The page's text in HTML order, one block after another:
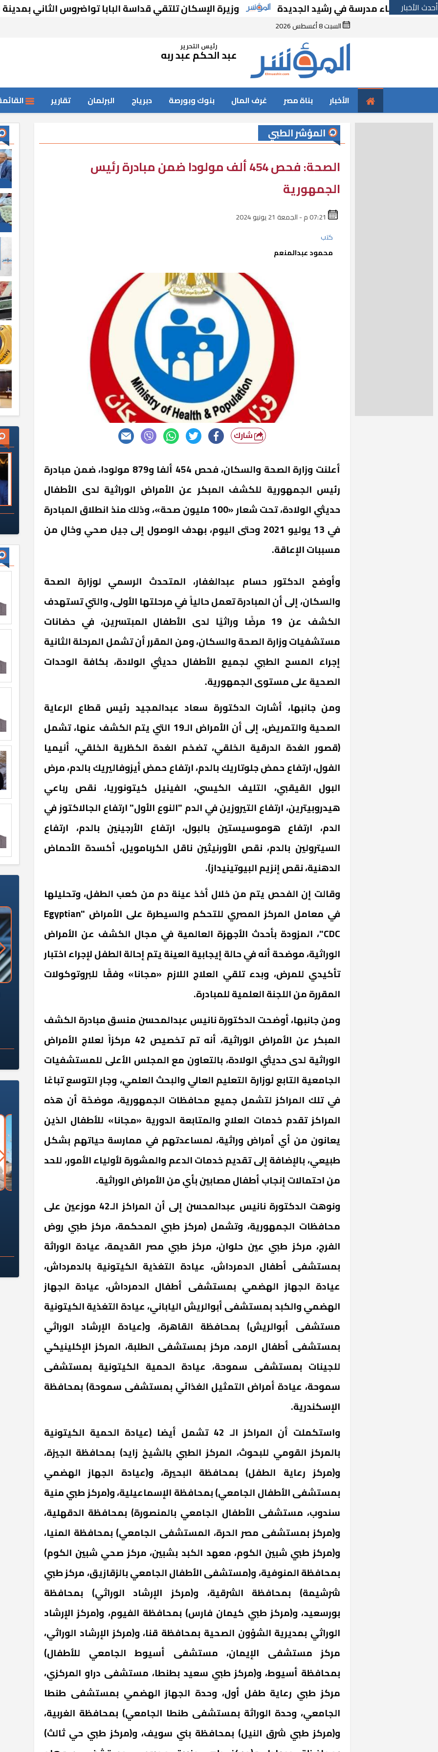
أحدث الأخبارمدرسة في رشيد الجديدة وزيرة الإسكان تلتقي قداسة البابا تواضروس الثاني بمدينة
السبت 8 أغسطس 2026
رئيس التحرير
عبد الحكم عبد ربه
الأخبار بناة مصر غرف المال بنوك وبورصة دبرياج البرلمان تقارير
المؤشر الطبي
الصحة: فحص 454 ألف مولودا ضمن مبادرة رئيس
الجمهورية
كتب
محمود عبدالمنعم
شارك
أعلنت وزارة الصحة والسكان، فحص 454 ألفا و879 مولودا، ضمن مبادرة
رئيس الجمهورية للكشف المبكر عن الأمراض الوراثية لدى الأطفال
حديثي الولادة، تحت شعار «100 مليون صحة»، وذلك منذ انطلاق المبادرة
في 13 يوليو 2021 وحتى اليوم، بهدف الوصول إلى جيل صحي وخالِ من
مسببات الإعاقة.
وأوضح الدكتور حسام عبدالغفار، المتحدث الرسمي لوزارة الصحة
والسكان، إلى أن المبادرة تعمل حالياً في مرحلتها الأولى، والتي تستهدف
الكشف عن 19 مرضًا وراثيًا لدى الأطفال المبتسرين، في حضانات
مستشفيات وزارة الصحة والسكان، ومن المقرر أن تشمل المرحلة الثانية
إجراء المسح الطبي لجميع الأطفال حديثي الولادة، بكافة الوحدات
الصحية على مستوى الجمهورية.
ومن جانبها، أشارت الدكتورة سعاد عبدالمجيد رئيس قطاع الرعاية
الصحية والتمريض، إلى أن الأمراض الـ19 التي يتم الكشف عنها، تشمل
(قصور الغدة الدرقية الخلقي، تضخم الغدة الكظرية الخلقي، أنيميا
الفول، ارتفاع حمض جلوتاريك بالدم، ارتفاع حمض أيزوفاليريك بالدم، مرض
البول القيقبي، التليف الكيسي، الفينيل كيتونوريا، نقص رباعي
هيدروبيترين، ارتفاع التيروزين في الدم "النوع الأول" ارتفاع الجالاكتوز في
الدم، ارتفاع هوموسيستين بالبول، ارتفاع الأرجينين بالدم، ارتفاع
السيترولين بالدم، نقص الأورنيثين ناقل الكربامويل، أكسدة الأحماض
الدهنية، نقص إنزيم البيوتينيداز).
وقالت إن الفحص يتم من خلال أخذ عينة دم من كعب الطفل، وتحليلها
في معامل المركز المصري للتحكم والسيطرة على الأمراض "Egyptian
CDC"، المزودة بأحدث الأجهزة العالمية في مجال الكشف عن الأمراض
الوراثية، موضحة أنه في حالة إيجابية العينة يتم إحالة الطفل لإجراء اختبار
تأكيدي للمرض، وبدء تلقي العلاج اللازم «مجانا» وفقًا للبروتوكولات
المقررة من اللجنة العلمية للمبادرة.
ومن جانبها، أوضحت الدكتورة نانيس عبدالمحسن منسق مبادرة الكشف
المبكر عن الأمراض الوراثية، أنه تم تخصيص 42 مركزاً لعلاج الأمراض
الوراثية لدى حديثي الولادة، بالتعاون مع المجلس الأعلى للمستشفيات
الجامعية التابع لوزارة التعليم العالي والبحث العلمي، وجارِ التوسع تباعًا
في تلك المراكز لتشمل جميع محافظات الجمهورية، موضحًة أن هذه
المراكز تقدم خدمات العلاج والمتابعة الدورية «مجانا» للأطفال الذين
يعانون من أي أمراض وراثية، لمساعدتهم في ممارسة حياتهم بشكل
طبيعي، بالإضافة إلى تقديم خدمات الدعم والمشورة لأولياء الأمور، للحد
من احتمالات إنجاب أطفال مصابين بأي من الأمراض الوراثية.
ونوهت الدكتورة نانيس عبدالمحسن إلى أن المراكز الـ42 موزعين على
محافظات الجمهورية، وتشمل (مركز طبي المحكمة، مركز طبي روض
الفرج، مركز طبي عين حلوان، مركز طبي مصر القديمة، عيادة الوراثة
بمستشفى أطفال الدمرداش، عيادة التغذية الكيتونية بالدمرداش،
عيادة الجهاز الهضمي بمستشفى أطفال الدمرداش، عيادة الجهاز
الهضمي والكبد بمستشفى أبوالريش الياباني، عيادة التغذية الكيتونية
مستشفى أبوالريش) بمحافظة القاهرة، و(عيادة الإرشاد الوراثي
بمستشفى أطفال الرمد، مركز بمستشفى الطلبة، المركز الإكلينيكي
للجينات بمستشفى سموحة، عيادة الحمية الكيتونية بمستشفى
سموحة، عيادة أمراض التمثيل الغذائي بمستشفى سموحة) بمحافظة
الإسكندرية.
واستكملت أن المراكز الـ 42 تشمل أيضا (عيادة الحمية الكيتونية
بالمركز القومي للبحوث، المركز الطبي بالشيخ زايد) بمحافظة الجيزة،
و(مركز رعاية الطفل) بمحافظة البحيرة، و(عيادة الجهاز الهضمي
بمستشفى الأطفال الجامعي) بمحافظة الإسماعيلية، و(مركز طبي منية
سندوب، مستشفى الأطفال الجامعي بالمنصورة) بمحافظة الدقهلية،
و(مركز بمستشفى مصر الحرة، المستشفى الجامعي) بمحافظة المنيا،
و(مركز طبي شبين الكوم، معهد الكبد بشبين، مركز صحي شبين الكوم)
بمحافظة المنوفية، و(مستشفى الأطفال الجامعي بالزقازيق، مركز طبي
شرشيمة) بمحافظة الشرقية، و(مركز الإرشاد الوراثي) بمحافظة
بورسعيد، و(مركز طبي كيمان فارس) بمحافظة الفيوم، و(مركز الإرشاد
الوراثي بمديرية الشؤون الصحية بمحافظة قنا، و(مركز الإرشاد الوراثي،
مركز مستشفى الإيمان، مستشفى أسيوط الجامعي للأطفال)
بمحافظة أسيوط، و(مركز طبي سعيد بطنطا، مستشفى دراو المركزي،
مركز طبي رعاية طفل أول، وحدة الجهاز الهضمي بمستشفى طنطا
الجامعي، وحدة الوراثة بمستشفى طنطا الجامعي) بمحافظة الغربية،
و(مركز طبي شرق النيل) بمحافظة بني سويف، و(مركز طبي حي ثالث)
خشبية بفناء مقبرة "باكي"
«المؤشر» يطرح السؤال الصعب: هل
كان اختيار خريج معهد العاشر من
رمضان وزيرًا للإسكان قرارًا صائبًا؟
لماذا تخالف الشركات العقارية
تعليمات الرئيس السيسي؟